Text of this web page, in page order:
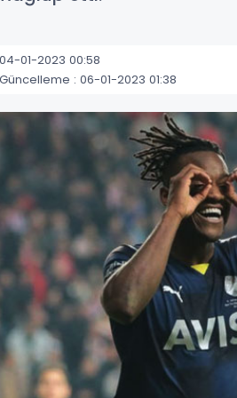
04-01-2023 00:58
Güncelleme : 06-01-2023 01:38